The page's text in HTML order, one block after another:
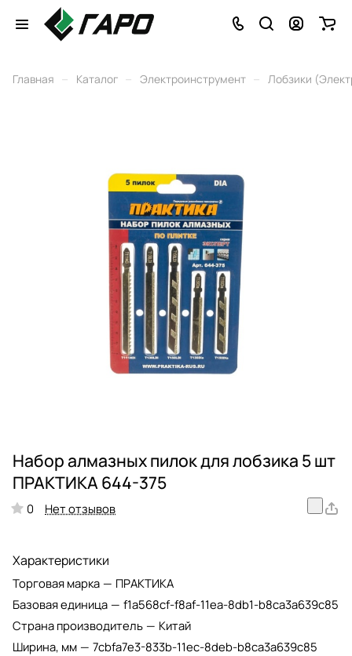
Главная – Каталог – Электроинструмент – Лобзики
Набор алмазных пилок для лобзика 5 шт
ПРАКТИКА 644-375
0 Нет отзывов
Характеристики
Торговая марка — ПРАКТИКА
Базовая единица — f1a568cf-f8af-11ea-8db1-b8ca3a639c85
Страна производитель — Китай
Ширина, мм — 7cbfa7e3-833b-11ec-8deb-b8ca3a639c85